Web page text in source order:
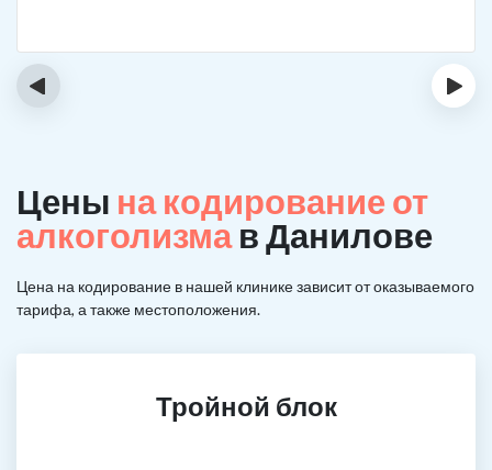
‹ ›
Цены на кодирование от
алкоголизмав Данилове
Цена на кодирование в нашей клинике зависит от оказываемого
тарифа, а также местоположения.
Тройной блок